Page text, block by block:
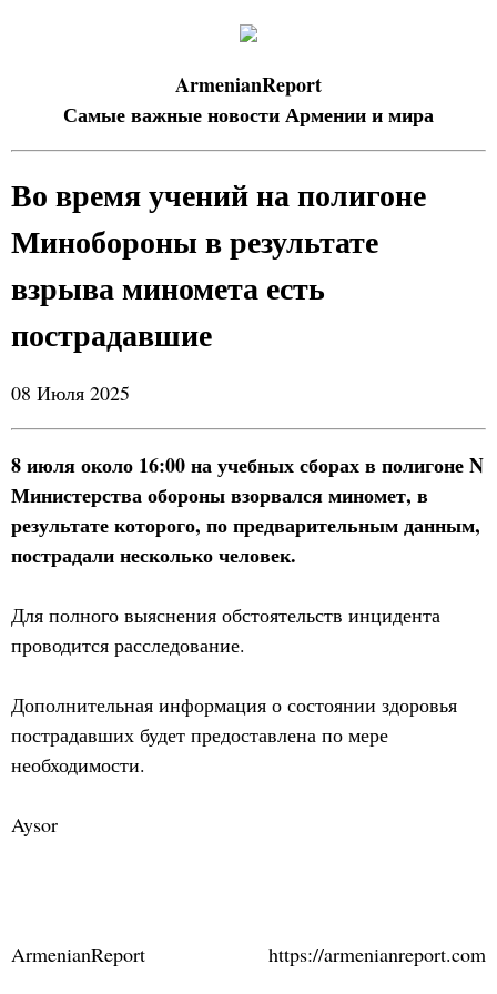
ArmenianReport
Самые важные новости Армении и мира
Во время учений на полигоне
Минобороны в результате
взрыва миномета есть
пострадавшие
08 Июля 2025
8 июля около 16:00 на учебных сборах в полигоне N
Министерства обороны взорвался миномет, в
результате которого, по предварительным данным,
пострадали несколько человек.
Для полного выяснения обстоятельств инцидента
проводится расследование.
Дополнительная информация о состоянии здоровья
пострадавших будет предоставлена по мере
необходимости.
Aysor
ArmenianReport https://armenianreport.com